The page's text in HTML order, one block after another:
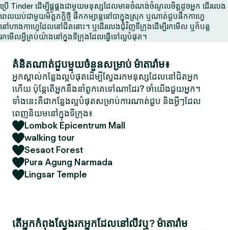
ប្រើ Tinder ដើម្បីផ្គូផ្គងជាមួយមនុស្សដែលមានចំណង់ចំណូលចិត្តដូចអ្នក ដើរលេង
ពេលយប់ជាមួយមិត្តភក្តិថ្មី ផឹកកម្សាន្តនៅបាក្នុងស្រុក ឬណាត់ជួបផឹកកាហ្វេ
នៅហាងកាហ្វេដែលនៅជិតនោះ។ ឬដើរលេងជុំវិញទីក្រុងដើម្បីរកមើល ឬក៏បន្ត
រកមើលអ្វីគ្រប់យ៉ាងនៅក្នុងទីក្រុងដែលធ្វើទៅល្អបំផុត។
គំនិតណាត់ជួបមួយចំនួនសម្រាប់ ម៉ាតារ៉ាម៖
អ្នកស្គាល់កន្លែងល្អបំផុតដើម្បីស្វែងរកមនុស្សដែលនៅជិតអ្នក
ហើយ ប៉ុន្តែតើអ្នកនឹងនាំពួកគេទៅណាដែរ? ចាំយើងជួយអ្នក។
ទាំងនេះគឺជាកន្លែងល្អបំផុតសម្រាប់ការណាត់ជួប និងអ្វីៗដែល
ពេញនិយមនៅក្នុងទីក្រុង៖
Lombok Epicentrum Mall
walking tour
Sesaot Forest
Pura Agung Narmada
Lingsar Temple
តើអ្នកកំពុងស្វែងរកអ្នកដែលនៅលីវឬ? ម៉ាតារ៉ាម